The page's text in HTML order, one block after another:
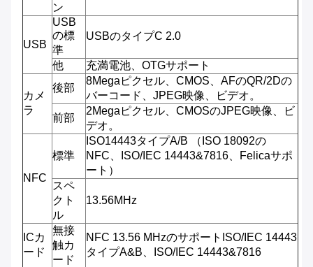
ン
USB
USB
の標
準
USBのタイプC 2.0
他 充満電池、OTGサポート
カメ
ラ
後部
8Megaピクセル、CMOS、AFのQR/2Dの
バーコード、JPEG映像、ビデオ。
前部
2Megaピクセル、CMOSのJPEG映像、ビ
デオ。
NFC
標準
ISO14443タイプA/B （ISO 18092の
NFC、ISO/IEC 14443&7816、Felicaサポ
ート）
スペ
クト
ル
13.56MHz
ICカ
ード
無接
触カ
ード
NFC 13.56 MHzのサポートISO/IEC 14443
タイプA&B、ISO/IEC 14443&7816